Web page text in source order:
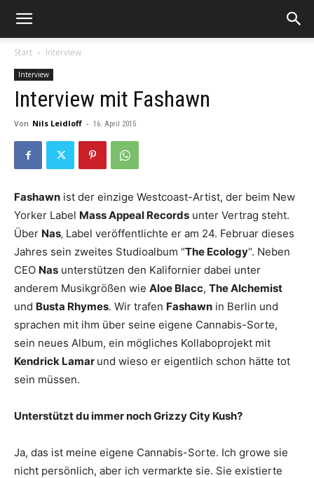
Start Interview
Interview
Interview mit Fashawn
Von Nils Leidloff - 16. April 2015
Fashawn ist der einzige Westcoast-Artist, der beim New
Yorker Label Mass Appeal Records unter Vertrag steht.
Über Nas‚ Label veröffentlichte er am 24. Februar dieses
Jahres sein zweites Studioalbum “The Ecology“. Neben
CEO Nas unterstützen den Kalifornier dabei unter
anderem Musikgrößen wie Aloe Blacc, The Alchemist
und Busta Rhymes. Wir trafen Fashawn in Berlin und
sprachen mit ihm über seine eigene Cannabis-Sorte,
sein neues Album, ein mögliches Kollaboprojekt mit
Kendrick Lamar und wieso er eigentlich schon hätte tot
sein müssen.
Unterstützt du immer noch Grizzy City Kush?
Ja, das ist meine eigene Cannabis-Sorte. Ich growe sie
nicht persönlich, aber ich vermarkte sie. Sie existierte